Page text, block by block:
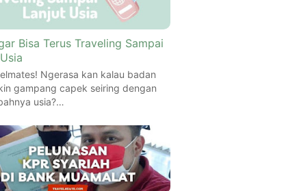
Bisa Terus Traveling Sampai
Ngerasa kan kalau badan
gampang capek seiring dengan
usia?…